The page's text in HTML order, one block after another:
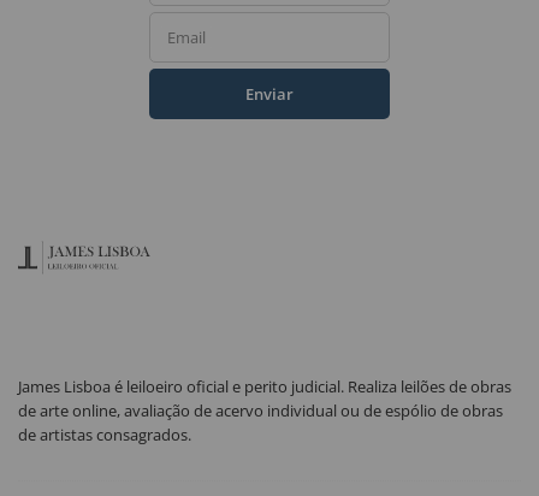
Email
Enviar
James Lisboa é leiloeiro oficial e perito judicial. Realiza leilões de obras
de arte online, avaliação de acervo individual ou de espólio de obras
de artistas consagrados.